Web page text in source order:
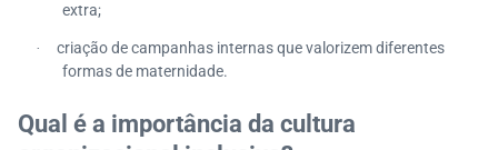
extra;
·
criação de campanhas internas que valorizem diferentes
formas de maternidade.
Qual é a importância da cultura